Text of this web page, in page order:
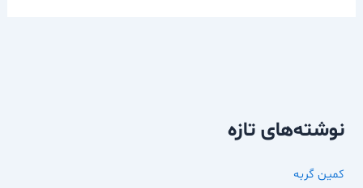
نوشته‌های تازه
کمین گربه